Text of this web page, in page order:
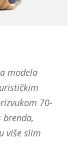
modela
70-
više slim